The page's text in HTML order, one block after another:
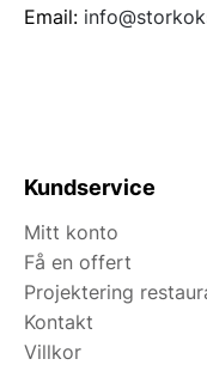
Email:
Kundservice
Mitt konto
Få en offert
Projektering
Kontakt
Villkor